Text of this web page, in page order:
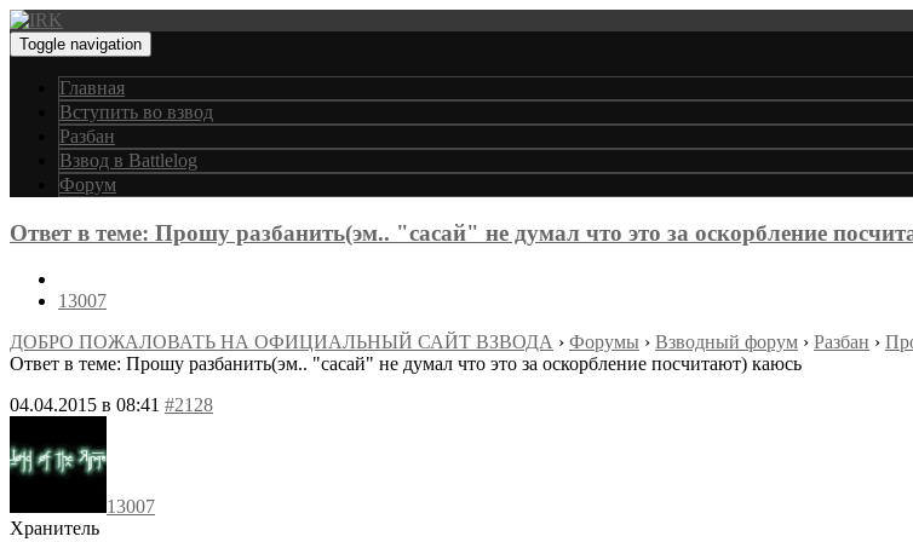
Toggle navigation
Главная
Вступить во взвод
Разбан
Взвод в Battlelog
Форум
Ответ в теме: Прошу разбанить(эм.. "сасай" не думал что это за оскорбление
13007
ДОБРО ПОЖАЛОВАТЬ НА ОФИЦИАЛЬНЫЙ САЙТ ВЗВОДА › Форумы › Взводный форум › Разбан ›
Ответ в теме: Прошу разбанить(эм.. "сасай" не думал что это за оскорбление посчитают) каюсь
04.04.2015 в 08:41 #2128
13007
Хранитель